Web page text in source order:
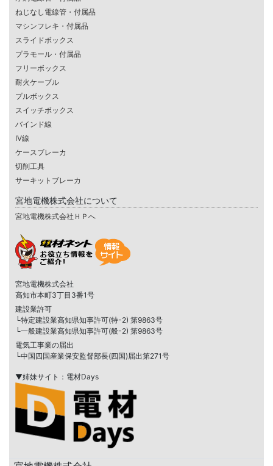
ねじなし電線管・付属品
マシンフレキ・付属品
スライドボックス
プラモール・付属品
フリーボックス
耐火ケーブル
プルボックス
スイッチボックス
バインド線
IV線
ケースブレーカ
切削工具
サーキットブレーカ
宮地電機株式会社について
宮地電機株式会社ＨＰへ
宮地電機株式会社
高知市本町3丁目3番1号
建設業許可
└特定建設業高知県知事許可(特-2) 第9863号
└一般建設業高知県知事許可(般-2) 第9863号
電気工事業の届出
└中国四国産業保安監督部長(四国)届出第271号
▼姉妹サイト：電材Days